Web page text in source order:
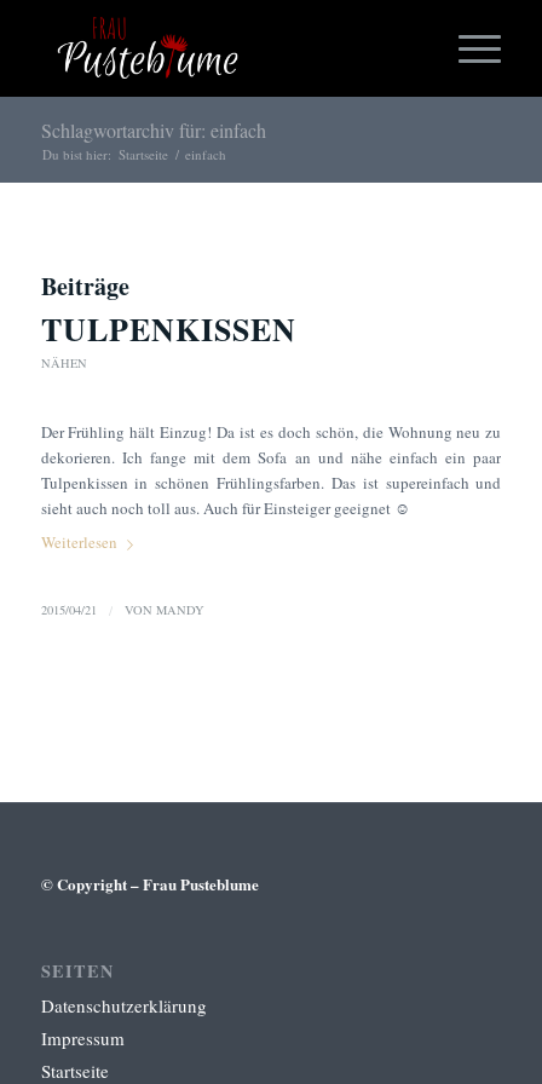
Schlagwortarchiv für: einfach
Du bist hier: Startseite / einfach
Beiträge
TULPENKISSEN
NÄHEN
Der Frühling hält Einzug! Da ist es doch schön, die Wohnung neu zu
dekorieren. Ich fange mit dem Sofa an und nähe einfach ein paar
Tulpenkissen in schönen Frühlingsfarben. Das ist supereinfach und
sieht auch noch toll aus. Auch für Einsteiger geeignet ☺
Weiterlesen
2015/04/21 / VON MANDY
© Copyright – Frau Pusteblume
SEITEN
Datenschutzerklärung
Impressum
Startseite